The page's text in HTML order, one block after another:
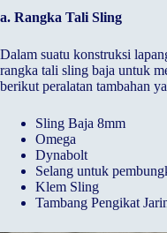
a. Rangka Tali Sling
Dalam suatu konstruksi
rangka tali sling baja untuk
berikut peralatan tambahan
Sling Baja 8mm
Omega
Dynabolt
Selang untuk
Klem Sling
Tambang Pengikat